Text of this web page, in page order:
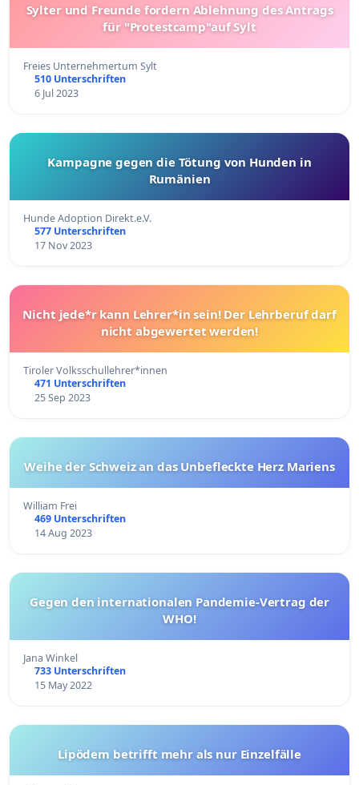
Sylter und Freunde fordern Ablehnung des Antrags
für "Protestcamp"auf Sylt
Freies Unternehmertum Sylt
510 Unterschriften
6 Jul 2023
Kampagne gegen die Tötung von Hunden in
Rumänien
Hunde Adoption Direkt.e.V.
577 Unterschriften
17 Nov 2023
Nicht jede*r kann Lehrer*in sein! Der Lehrberuf darf
nicht abgewertet werden!
Tiroler Volksschullehrer*innen
471 Unterschriften
25 Sep 2023
Weihe der Schweiz an das Unbefleckte Herz Mariens
William Frei
469 Unterschriften
14 Aug 2023
Gegen den internationalen Pandemie-Vertrag der
WHO!
Jana Winkel
733 Unterschriften
15 May 2022
Lipödem betrifft mehr als nur Einzelfälle